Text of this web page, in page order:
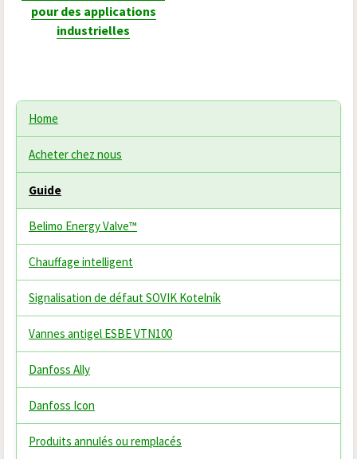
pour des applications
industrielles
Home
Acheter chez nous
Guide
Belimo Energy Valve™
Chauffage intelligent
Signalisation de défaut SOVIK Kotelník
Vannes antigel ESBE VTN100
Danfoss Ally
Danfoss Icon
Produits annulés ou remplacés